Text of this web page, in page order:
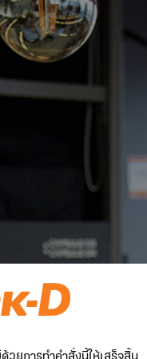
ยการทำคำสั่งนี้ให้เสร็จสิ้น